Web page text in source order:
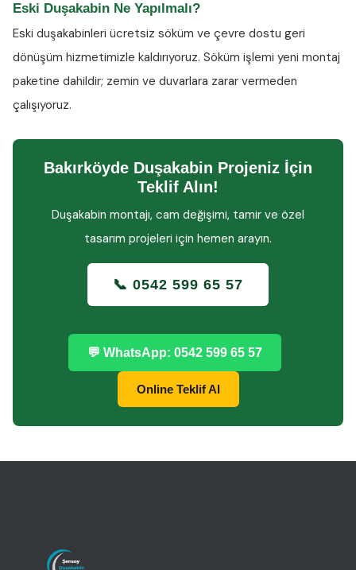
Eski Duşakabin Ne Yapılmalı?
Eski duşakabinleri ücretsiz söküm ve çevre dostu geri
dönüşüm hizmetimizle kaldırıyoruz. Söküm işlemi yeni montaj
paketine dahildir; zemin ve duvarlara zarar vermeden
çalışıyoruz.
Bakırköyde Duşakabin Projeniz İçin
Teklif Alın!
Duşakabin montajı, cam değişimi, tamir ve özel
tasarım projeleri için hemen arayın.
📞 0542 599 65 57
💬 WhatsApp: 0542 599 65 57
Online Teklif Al